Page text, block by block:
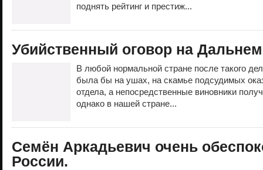
поднять рейтинг и престиж...
Убийственный оговор на
В любой нормальной стране после такого
была бы на ушах, на скамье подсудимых
отдела, а непосредственные виновники
однако в нашей стране...
Семён Аркадьевич очень
России.